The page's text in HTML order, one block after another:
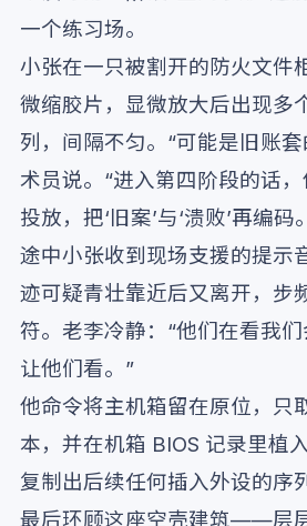
一个练习场。
小张在一只被割开的防火文件
微缩胶片，显微放大后出现多
列，间隔不匀。“可能是旧账
术员说。“进入第四阶段的话
投放，把‘旧案’与‘溃败’再编码
途中小张收到现场支援的提示
迹可疑青壮靠近后又离开，步
符。老李冷静：“他们在看我们
让他们看。”
他命令将主机箱留在原位，只
本，并在机箱 BIOS 记录里植
复制出后续任何插入外设的序
最后环顾这座空壳建筑——层